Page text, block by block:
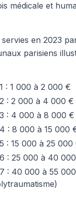
médicale et
servies en 2023
parisiens
: 1 000 à 2 000 €
: 2 000 à 4 000 €
: 4 000 à 8 000 €
: 8 000 à 15 000
: 15 000 à 25 000
: 25 000 à 40
: 40 000 à 55